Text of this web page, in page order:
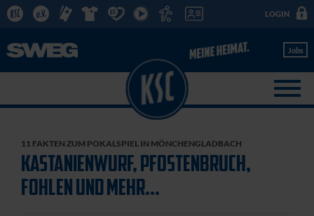
LOGIN
Jobs
11 FAKTEN ZUM POKALSPIEL IN MÖNCHENGLADBACH
KASTANIENWURF, PFOSTENBRUCH,
FOHLEN UND MEHR...